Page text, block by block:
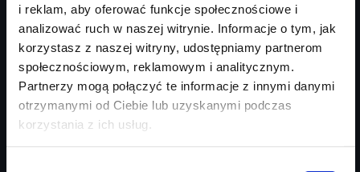
i reklam, aby oferować funkcje społecznościowe i
analizować ruch w naszej witrynie. Informacje o tym, jak
korzystasz z naszej witryny, udostępniamy partnerom
społecznościowym, reklamowym i analitycznym.
Partnerzy mogą połączyć te informacje z innymi danymi
otrzymanymi od Ciebie lub uzyskanymi podczas
korzystania z ich usług.